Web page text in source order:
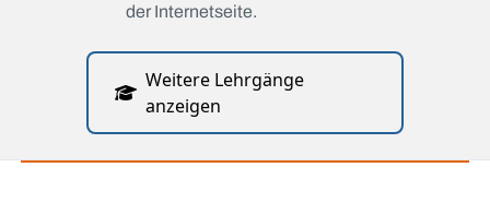
der Internetseite.
Weitere Lehrgänge
anzeigen